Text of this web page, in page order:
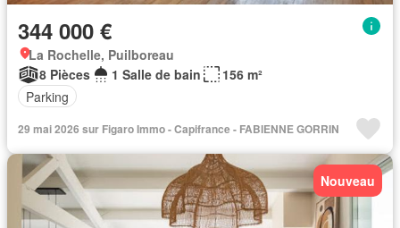
344 000 €
La Rochelle, Puilboreau
8 Pièces
1 Salle de bain
156 m²
Parking
29 mai 2026 sur Figaro Immo - Capifrance - FABIENNE GORRIN
Nouveau